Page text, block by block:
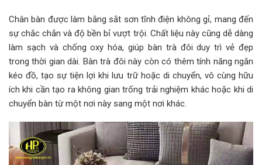
Chân bàn được làm bằng sắt sơn tĩnh điện không gỉ, mang đến
sự chắc chắn và độ bền bỉ vượt trội. Chất liệu này cũng dễ dàng
làm sạch và chống oxy hóa, giúp bàn trà đôi duy trì vẻ đẹp
trong thời gian dài. Bàn trà đôi này còn có thêm tính năng ngăn
kéo đồ, tạo sự tiện lợi khi lưu trữ hoặc di chuyển, vô cùng hữu
ích khi cần tạo ra không gian trống trải nghiệm khác hoặc khi di
chuyển bàn từ một nơi này sang một nơi khác.